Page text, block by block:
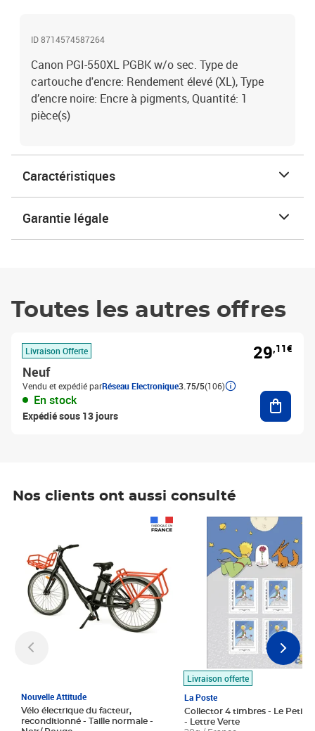
ID 8714574587264
Canon PGI-550XL PGBK w/o sec. Type de
cartouche d'encre: Rendement élevé (XL), Type
d’encre noire: Encre à pigments, Quantité: 1
pièce(s)
Caractéristiques
Garantie légale
Toutes les autres offres
Livraison Offerte
Neuf
Vendu et expédié parRéseau Electronique3.75/5(106)
En stock
Expédié sous 13 jours
29,11€
Nos clients ont aussi consulté
Nouvelle Attitude
Vélo électrique du facteur,
reconditionné - Taille normale -
Livraison offerte
La Poste
Collector 4 timbres - Le Petit
- Lettre Verte
Prix 7,50€